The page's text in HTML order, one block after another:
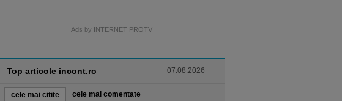
Ads by INTERNET PROTV
Top articole incont.ro 07.08.2026
cele mai citite cele mai comentate